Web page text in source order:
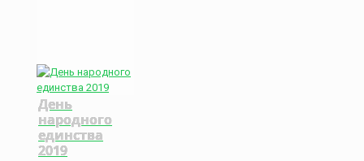
День
народного
единства
2019